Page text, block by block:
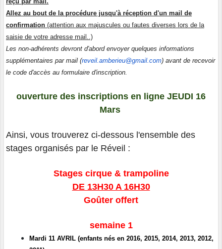
Allez au bout de la procédure jusqu'à réception d'un mail de
confirmation (attention aux majuscules ou fautes diverses lors de la
saisie de votre adresse mail..)
Les non-adhérents devront d'abord envoyer quelques informations
supplémentaires par mail (reveil.amberieu@gmail.com) avant de recevoir
le code d'accès au formulaire d'inscription.
ouverture des inscriptions en ligne JEUDI 16
Mars
Ainsi, vous trouverez ci-dessous l'ensemble des
stages organisés par le Réveil :
Stages cirque & trampoline
DE 13H30 A 16H30
Goûter offert
semaine 1
Mardi 11 AVRIL (enfants nés en 2016, 2015, 2014, 2013, 2012,